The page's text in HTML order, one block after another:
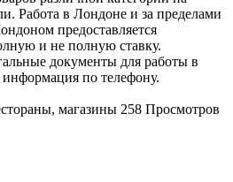
Работа в Лондоне и за пределами
предоставляется
и не полную ставку.
документы для работы в
по телефону.
магазины 258 Просмотров